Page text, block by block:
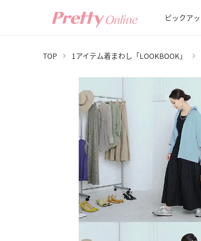
ピックア
TOP 1アイテム着まわし「LOOKBOOK」